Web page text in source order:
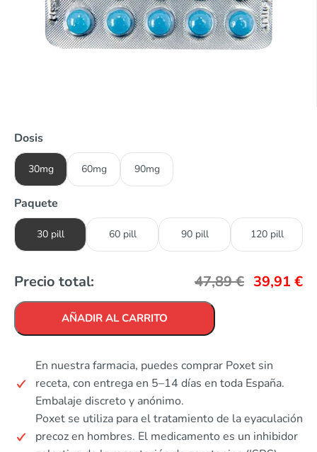
Dosis
30mg 60mg 90mg
Paquete
30 pill 60 pill 90 pill 120 pill
Precio total: 47,89€ 39,91 €
AÑADIR AL CARRITO
En nuestra farmacia, puedes comprar Poxet sin
receta, con entrega en 5–14 días en toda España.
Embalaje discreto y anónimo.
Poxet se utiliza para el tratamiento de la eyaculación
precoz en hombres. El medicamento es un inhibidor